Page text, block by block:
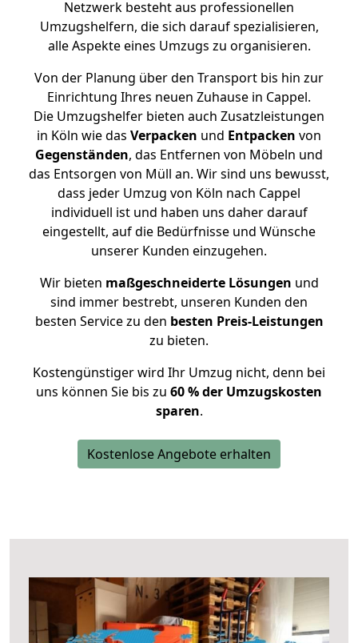
Netzwerk besteht aus professionellen
Umzugshelfern, die sich darauf spezialisieren,
alle Aspekte eines Umzugs zu organisieren.
Von der Planung über den Transport bis hin zur
Einrichtung Ihres neuen Zuhause in Cappel.
Die Umzugshelfer bieten auch Zusatzleistungen
in Köln wie das Verpacken und Entpacken von
Gegenständen, das Entfernen von Möbeln und
das Entsorgen von Müll an. Wir sind uns bewusst,
dass jeder Umzug von Köln nach Cappel
individuell ist und haben uns daher darauf
eingestellt, auf die Bedürfnisse und Wünsche
unserer Kunden einzugehen.
Wir bieten maßgeschneiderte Lösungen und
sind immer bestrebt, unseren Kunden den
besten Service zu den besten Preis-Leistungen
zu bieten.
Kostengünstiger wird Ihr Umzug nicht, denn bei
uns können Sie bis zu 60 % der Umzugskosten
sparen.
Kostenlose Angebote erhalten